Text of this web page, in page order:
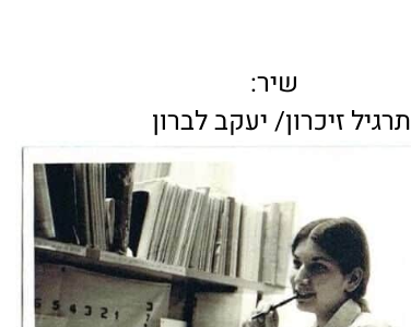
שיר:
תרגיל זיכרון/ יעקב לברון